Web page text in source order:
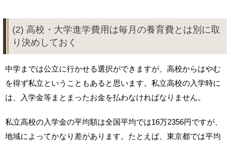
(2) 高校・大学進学費用は毎月の養育費とは別に取
り決めしておく
中学までは公立に行かせる選択ができますが、高校からはやむ
を得ず私立ということもあると思います。私立高校の入学時に
は、入学金等まとまったお金を払わなければなりません。
私立高校の入学金の平均額は全国平均では16万2356円ですが、
地域によってかなり差があります。たとえば、東京都では平均